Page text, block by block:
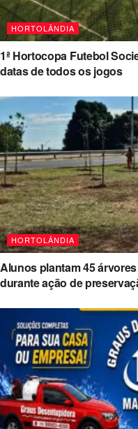
HORTOLÂNDIA
1ª Hortocopa Futebol
datas de todos os jogos
HORTOLÂNDIA
Alunos plantam 45
durante ação de